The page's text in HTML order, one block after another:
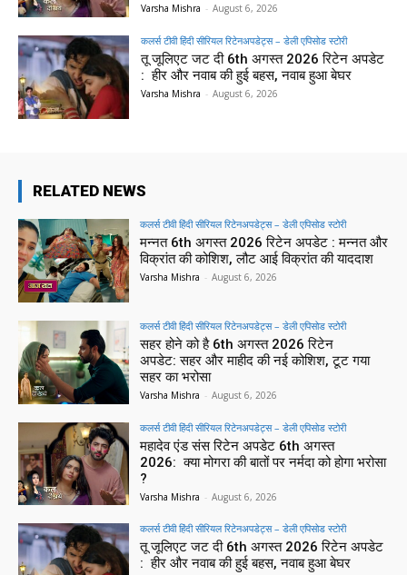
Varsha Mishra - August 6, 2026
कलर्स टीवी हिंदी सीरियल रिटेनअपडेट्स – डेली एपिसोड स्टोरी
तू जूलिएट जट दी 6th अगस्त 2026 रिटेन अपडेट
: हीर और नवाब की हुई बहस, नवाब हुआ बेघर
Varsha Mishra - August 6, 2026
RELATED NEWS
कलर्स टीवी हिंदी सीरियल रिटेनअपडेट्स – डेली एपिसोड स्टोरी
मन्नत 6th अगस्त 2026 रिटेन अपडेट : मन्नत और
विक्रांत की कोशिश, लौट आई विक्रांत की याददाश
Varsha Mishra - August 6, 2026
कलर्स टीवी हिंदी सीरियल रिटेनअपडेट्स – डेली एपिसोड स्टोरी
सहर होने को है 6th अगस्त 2026 रिटेन
अपडेट: सहर और माहीद की नई कोशिश, टूट गया
सहर का भरोसा
Varsha Mishra - August 6, 2026
कलर्स टीवी हिंदी सीरियल रिटेनअपडेट्स – डेली एपिसोड स्टोरी
महादेव एंड संस रिटेन अपडेट 6th अगस्त
2026: क्या मोगरा की बातों पर नर्मदा को होगा भरोसा
?
Varsha Mishra - August 6, 2026
कलर्स टीवी हिंदी सीरियल रिटेनअपडेट्स – डेली एपिसोड स्टोरी
तू जूलिएट जट दी 6th अगस्त 2026 रिटेन अपडेट
: हीर और नवाब की हुई बहस, नवाब हुआ बेघर